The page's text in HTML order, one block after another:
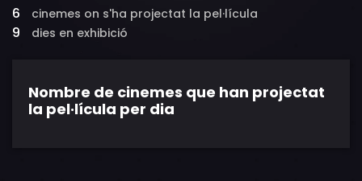
6
cinemes on s'ha projectat la pel·lícula
9 dies en exhibició
Nombre de cinemes que han projectat
la pel·lícula per dia